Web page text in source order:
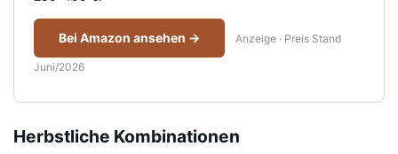
Bei Amazon ansehen → Anzeige · Preis Stand
Juni/2026
Herbstliche Kombinationen